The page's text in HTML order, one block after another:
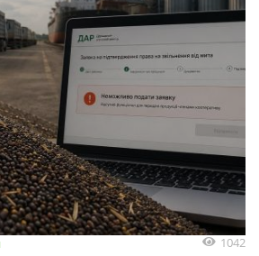
1042